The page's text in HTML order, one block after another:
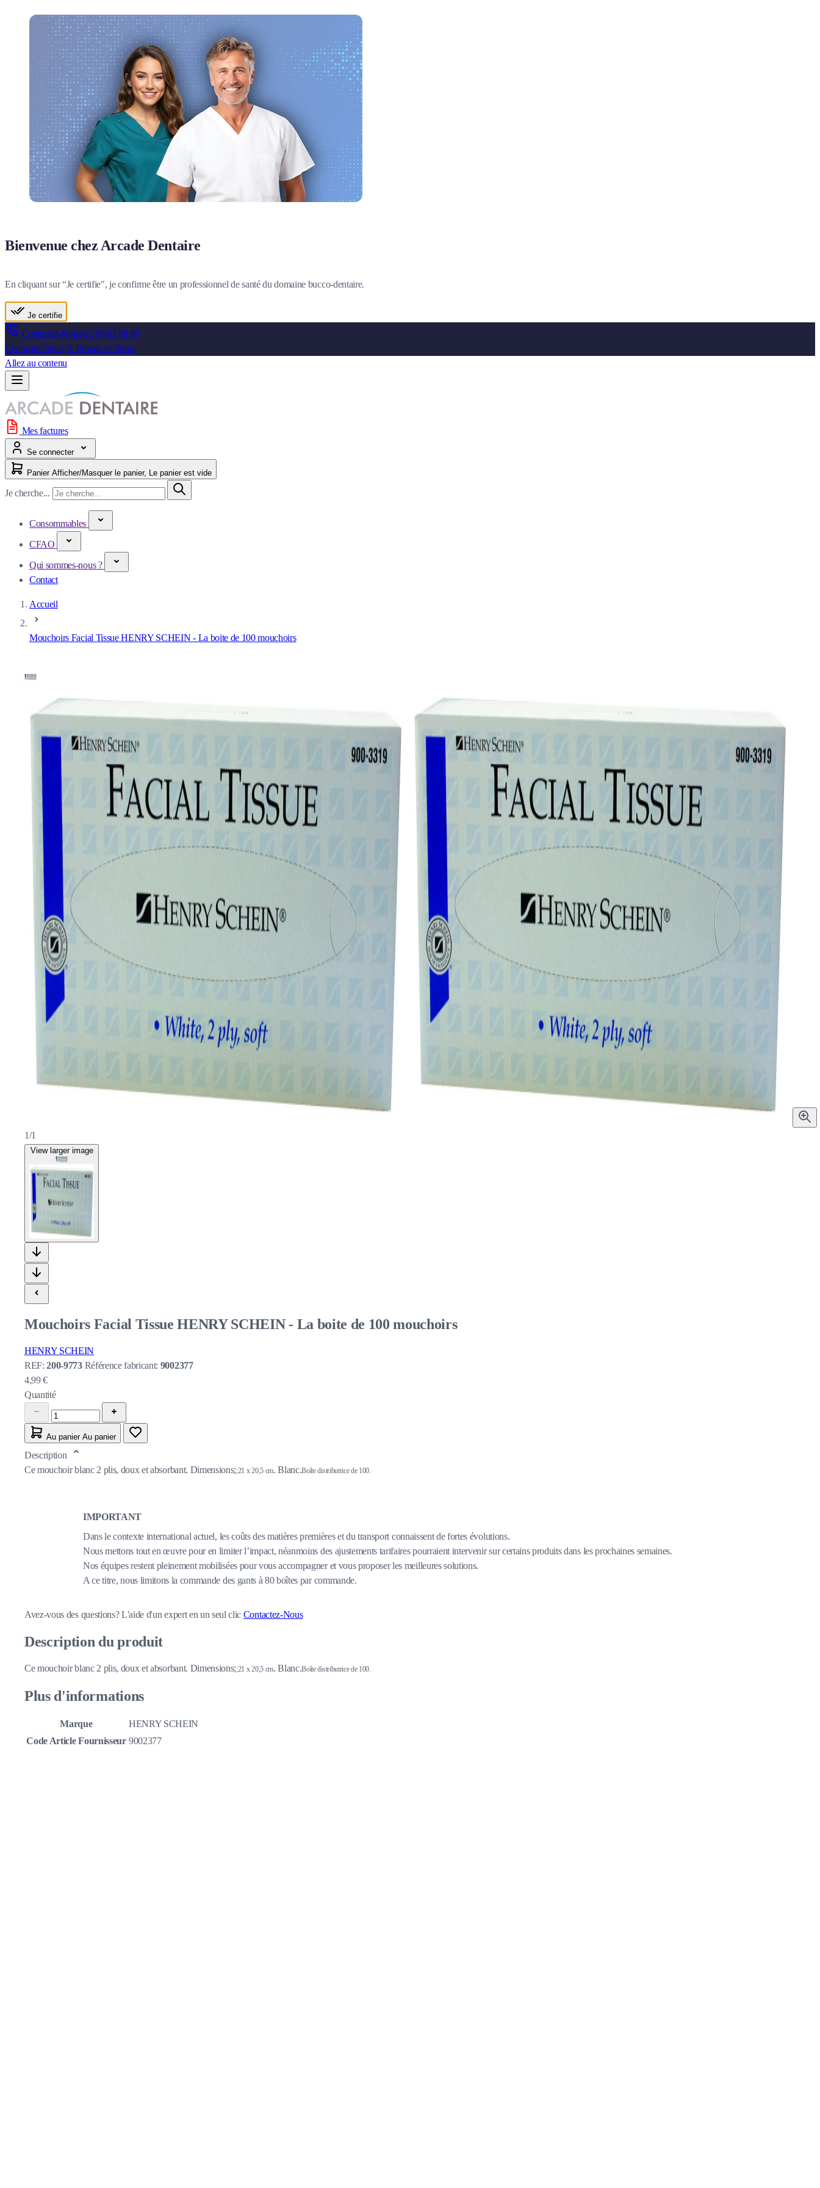
Bienvenue chez Arcade Dentaire
En cliquant sur “Je certifie", je confirme être un professionnel de santé du domaine bucco-dentaire.
Je certifie
Contactez-Nous02 99 83 88 89
Contactez-Nous À Propos de Nous
Allez au contenu
Mes factures
Se connecter
Panier Afficher/Masquer le panier, Le panier est vide
Je cherche...
Consommables
CFAO
Qui sommes-nous ?
Contact
Accueil
Mouchoirs Facial Tissue HENRY SCHEIN - La boite de 100 mouchoirs
1/1
View larger image
Mouchoirs Facial Tissue HENRY SCHEIN - La boite de 100 mouchoirs
HENRY SCHEIN
REF:200-9773 Référence fabricant: 9002377
4,99 €
Quantité
Au panier Au panier
Description
Ce mouchoir blanc 2 plis, doux et absorbant. Dimensions;;21 x 20,5 cm. Blanc.Boîte distributrice de 100.
IMPORTANT
Dans le contexte international actuel, les coûts des matières premières et du transport connaissent de fortes évolutions.
Nous mettons tout en œuvre pour en limiter l’impact, néanmoins des ajustements tarifaires pourraient intervenir sur certains produits dans les prochaines semaines.
Nos équipes restent pleinement mobilisées pour vous accompagner et vous proposer les meilleures solutions.
A ce titre, nous limitons la commande des gants à 80 boîtes par commande.
Avez-vous des questions?L'aide d'un expert en un seul clic Contactez-Nous
Description du produit
Ce mouchoir blanc 2 plis, doux et absorbant. Dimensions;;21 x 20,5 cm. Blanc.Boîte distributrice de 100.
Plus d'informations
Marque
HENRY SCHEIN
Code Article Fournisseur 9002377